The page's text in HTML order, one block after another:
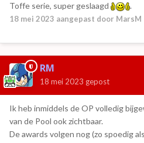
Toffe serie, super geslaagd .
18 mei 2023 aangepast door MarsM
RM
18 mei 2023 gepost
Ik heb inmiddels de OP volledig
van de Pool ook zichtbaar.
De awards volgen nog (zo spoedig